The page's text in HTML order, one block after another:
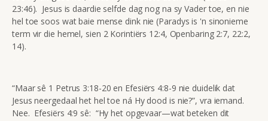
23:46). Jesus is daardie selfde dag nog na sy Vader toe, en nie
hel toe soos wat baie mense dink nie (Paradys is 'n sinonieme
term vir die hemel, sien 2 Korintiërs 12:4, Openbaring 2:7, 22:2,
14).
“Maar sê 1 Petrus 3:18-20 en Efesiërs 4:8-9 nie duidelik dat
Jesus neergedaal het hel toe ná Hy dood is nie?”, vra iemand.
Nee. Efesiërs 4:9 sê: “Hy het opgevaar—wat beteken dit